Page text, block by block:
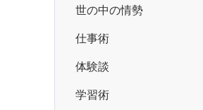
世の中の情勢
仕事術
体験談
学習術